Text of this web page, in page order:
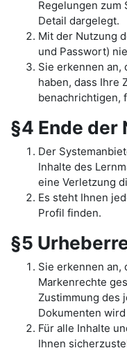
Regelungen zum
Detail dargelegt.
Mit der Nutzung
und Passwort)
Sie erkennen an,
haben, dass Ihre
benachrichtigen,
§4 Ende der
Der
Inhalte des
eine Verletzung
Es steht Ihnen
Profil finden.
§5
Sie erkennen an,
Markenrechte
Zustimmung des
Dokumenten
Für alle Inhalte
Ihnen